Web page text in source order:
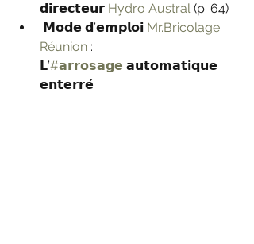
𝗱𝗶𝗿𝗲𝗰𝘁𝗲𝘂𝗿 Hydro Austral (p. 64)
𝗠𝗼𝗱𝗲 𝗱’𝗲𝗺𝗽𝗹𝗼𝗶 Mr.Bricolage
Réunion :
𝗟’#𝗮𝗿𝗿𝗼𝘀𝗮𝗴𝗲 𝗮𝘂𝘁𝗼𝗺𝗮𝘁𝗶𝗾𝘂𝗲
𝗲𝗻𝘁𝗲𝗿𝗿𝗲́